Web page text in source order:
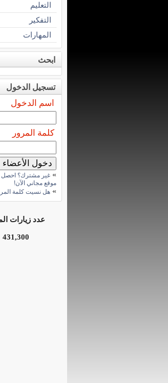
التعليم
التفكير
المهارات
ابحث
تسجيل الدخول
اسم الدخول
كلمة المرور
» غير مشترك؟
موقع مجاني الآن!
» هل نسيت كلمة
عدد زيارات
431,300